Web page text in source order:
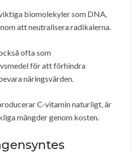
biomolekyler som DNA,
att neutralisera radikalerna.
ofta som
för att förhindra
näringsvärden.
C-vitamin naturligt, är
mängder genom kosten.